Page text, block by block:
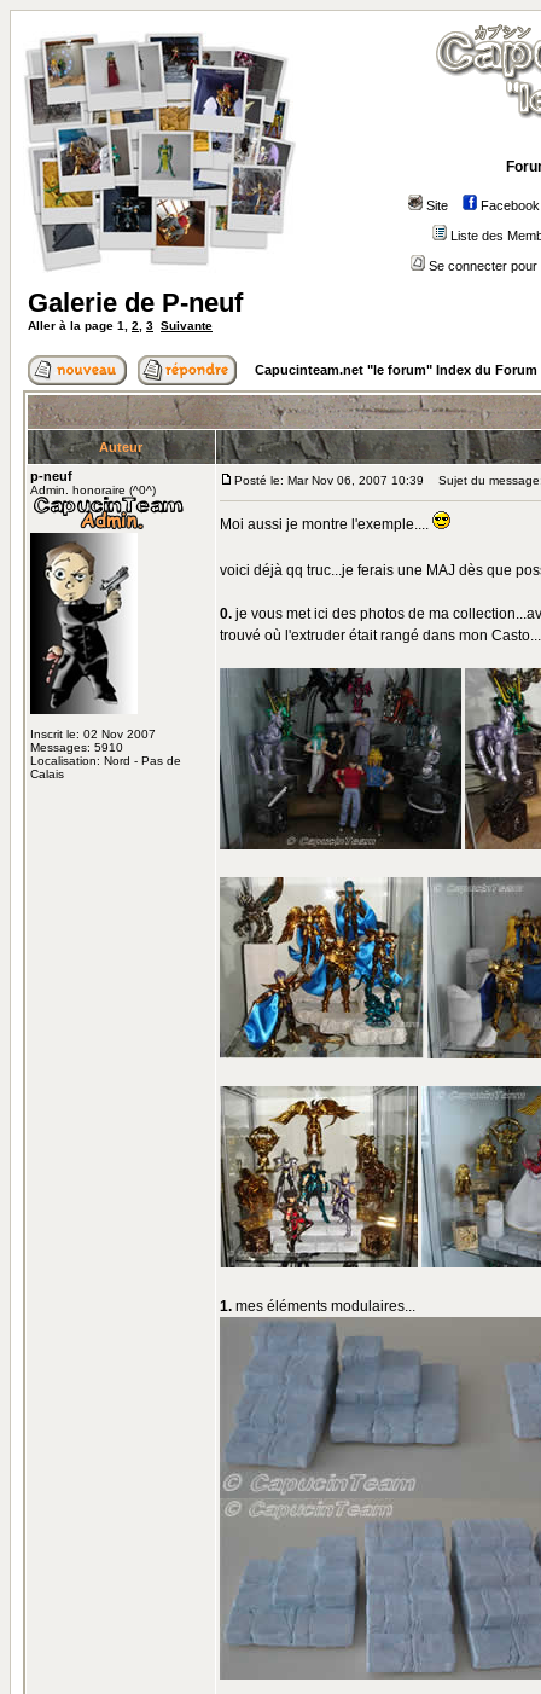
Site Facebook
Liste des
Se connecter
Galerie de P-neuf
Aller à la page 1 2 3 Suivante
Capucinteam.net "le forum" Index du Forum
Auteur
p-neuf
Admin. honoraire (^0^)
Inscrit le: 02 Nov 2007
Messages: 5910
Localisation: Nord - Pas de
Calais
Posté le: Mar Nov 06, 2007 10:39 Sujet du
Moi aussi je montre l'exemple....
voici déjà qq truc...je ferais une MAJ dès que
0. je vous met ici des photos de ma
trouvé où l'extruder était rangé dans mon
1. mes éléments modulaires...